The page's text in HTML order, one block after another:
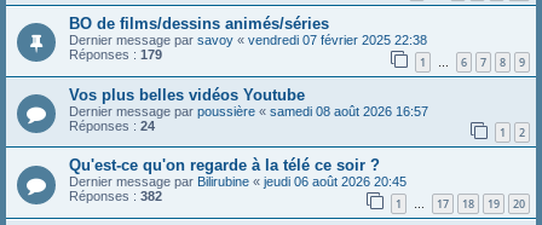
BO de films/dessins animés/séries
Dernier message par savoy « vendredi 07 février 2025 22:38
Réponses : 179 1 … 6 7 8 9
Vos plus belles vidéos Youtube
Dernier message par poussière « samedi 08 août 2026 16:57
Réponses : 24 1 2
Qu'est-ce qu'on regarde à la télé ce soir ?
Dernier message par Bilirubine « jeudi 06 août 2026 20:45
Réponses : 382 1 … 17 18 19 20